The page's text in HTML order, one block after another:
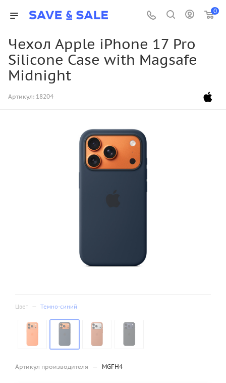
0
Чехол Apple iPhone 17 Pro
Silicone Case with Magsafe
Midnight
Артикул: 18204
Цвет — Темно-синий
Артикул производителя — MGFH4